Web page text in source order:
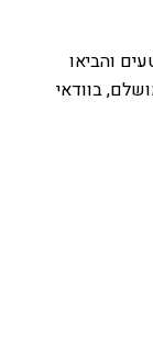
והביאו
בוודאי